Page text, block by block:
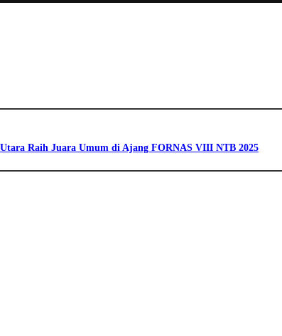
Raih Juara Umum di Ajang FORNAS VIII NTB 2025